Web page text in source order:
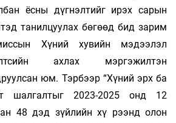
ёсны дүгнэлтийг ирэх сарын
танилцуулах бөгөөд бид зарим
Хүний хувийн мэдээлэл
ахлах мэргэжилтэн
юм. Тэрбээр “Хүний эрх ба
шалгалтыг 2023-2025 онд 12
48 дэд зүйлийн хү­ рээнд олон